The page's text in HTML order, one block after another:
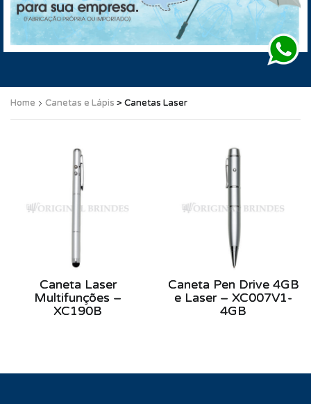
Home Canetas e Lápis > Canetas Laser
Caneta Laser
Multifunções –
XC190B
Caneta Pen Drive 4GB
e Laser – XC007V1-
4GB